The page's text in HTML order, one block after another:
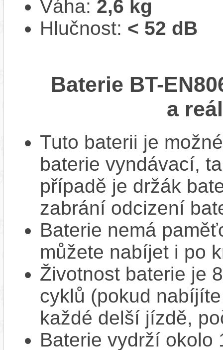
Váha: 2,6 kg
Hlučnost: < 52 dB
Baterie BT-
a
Tuto baterii je
baterie vyndávací,
případě je držák
zabrání odcizení
Baterie nemá
můžete nabíjet i po
Životnost baterie je
cyklů (pokud
každé delší jízdě,
Baterie vydrží okolo